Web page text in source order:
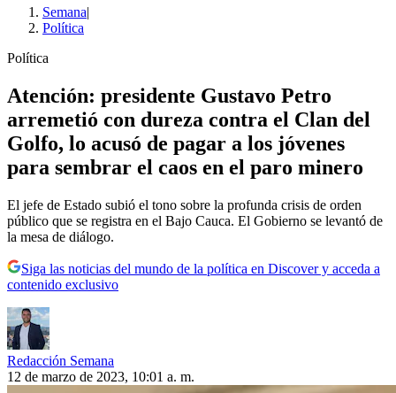
Semana|
Política
Política
Atención: presidente Gustavo Petro
arremetió con dureza contra el Clan del
Golfo, lo acusó de pagar a los jóvenes
para sembrar el caos en el paro minero
El jefe de Estado subió el tono sobre la profunda crisis de orden
público que se registra en el Bajo Cauca. El Gobierno se levantó de
la mesa de diálogo.
Siga las noticias del mundo de la política en Discover y acceda a
contenido exclusivo
Redacción Semana
12 de marzo de 2023, 10:01 a. m.